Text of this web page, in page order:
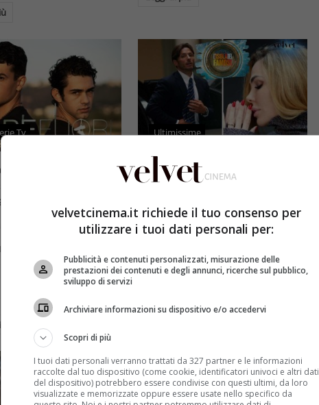
Tv
la notizia che
aspettava: annuncio
9 Giugno 2023
notizia inaspettata
l'annuncio a
lasciato senza
Ultimissime
Ilary Blasi via dall’Isola dei
Famosi? L’indiscrezione bomba:
Sveva Scalvenzi 8 Giugno 2023
pare che la show girl lascerà
L'Isola dei Famosi.…
Leggi di più
velvetcinema.it richiede il tuo consenso per
utilizzare i tuoi dati personali per:
Pubblicità e contenuti personalizzati, misurazione delle
prestazioni dei contenuti e degli annunci, ricerche sul pubblico,
sviluppo di servizi
Archiviare informazioni su dispositivo e/o accedervi
Scopri di più
I tuoi dati personali verranno trattati da 327 partner e le informazioni
raccolte dal tuo dispositivo (come cookie, identificatori univoci e altri dati
del dispositivo) potrebbero essere condivise con questi ultimi, da loro
visualizzate e memorizzate oppure essere usate nello specifico da